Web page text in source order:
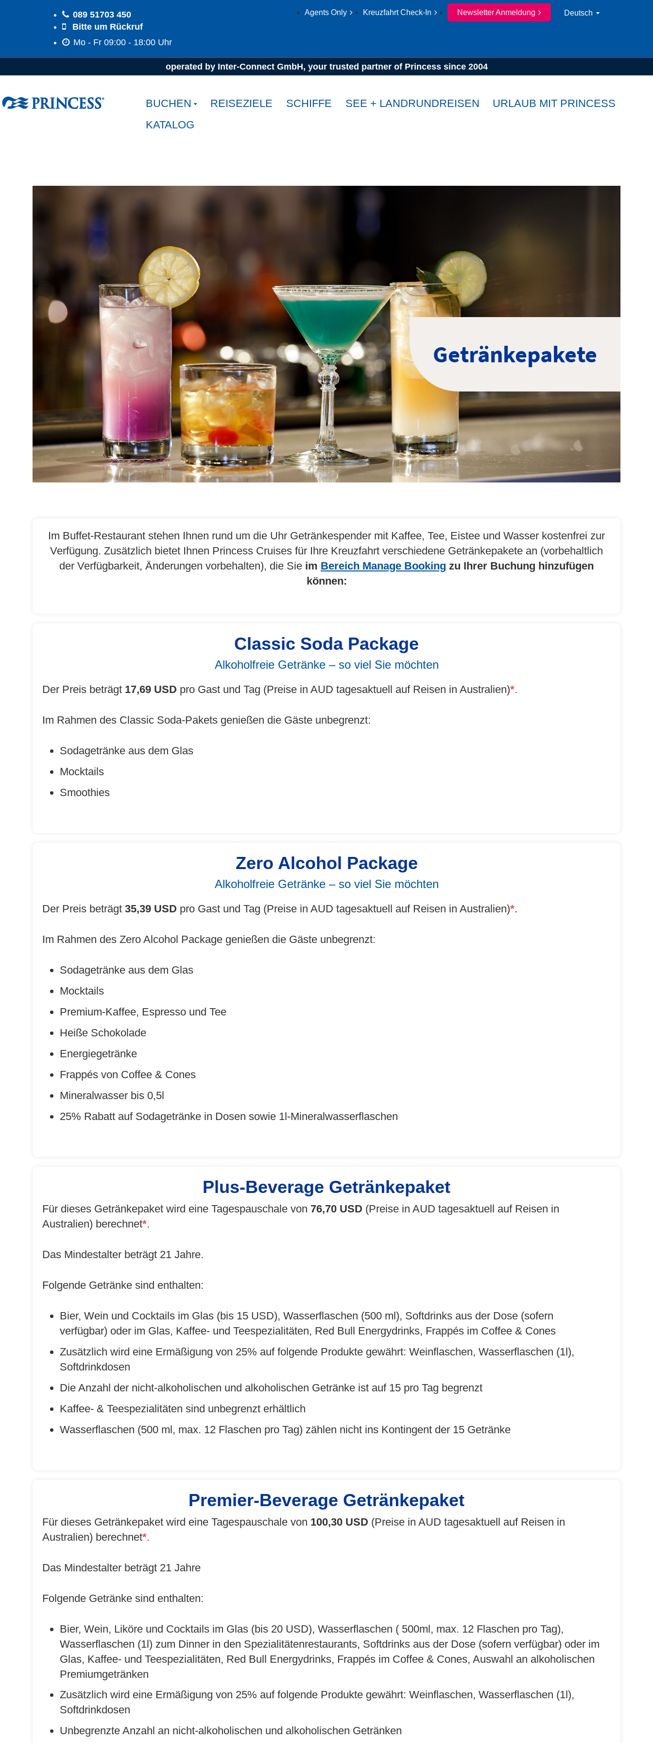
089 51703 450
Bitte um Rückruf
Mo - Fr 09:00 - 18:00 Uhr
Agents Only Kreuzfahrt Check-In Newsletter Anmeldung Deutsch
operated by Inter-Connect GmbH, your trusted partner of Princess since 2004
BUCHEN REISEZIELE SCHIFFE SEE + LANDRUNDREISEN
URLAUB MIT PRINCESS
KATALOG
Startseite
Getränkepakete
Im Buffet-Restaurant stehen Ihnen rund um die Uhr Getränkespender mit Kaffee, Tee, Eistee und Wasser kostenfrei zur
Verfügung. Zusätzlich bietet Ihnen Princess Cruises für Ihre Kreuzfahrt verschiedene Getränkepakete an (vorbehaltlich
der Verfügbarkeit, Änderungen vorbehalten), die Sie im Bereich Manage Booking zu Ihrer Buchung hinzufügen
können:
Classic Soda Package
Alkoholfreie Getränke – so viel Sie möchten
Der Preis beträgt 17,69 USD pro Gast und Tag (Preise in AUD tagesaktuell auf Reisen in Australien)*.
Im Rahmen des Classic Soda-Pakets genießen die Gäste unbegrenzt:
Sodagetränke aus dem Glas
Mocktails
Smoothies
Zero Alcohol Package
Alkoholfreie Getränke – so viel Sie möchten
Der Preis beträgt35,39 USD pro Gast und Tag (Preise in AUD tagesaktuell auf Reisen in Australien)*.
Im Rahmen des Zero Alcohol Package genießen die Gäste unbegrenzt:
Sodagetränke aus dem Glas
Mocktails
Premium-Kaffee, Espresso und Tee
Heiße Schokolade
Energiegetränke
Frappés von Coffee & Cones
Mineralwasser bis 0,5l
25% Rabatt auf Sodagetränke in Dosen sowie 1l-Mineralwasserflaschen
Plus-Beverage Getränkepaket
Für dieses Getränkepaket wird eine Tagespauschale von 76,70 USD (Preise in AUD tagesaktuell auf Reisen in
Australien) berechnet*.
Das Mindestalter beträgt 21 Jahre.
Folgende Getränke sind enthalten:
Bier, Wein und Cocktails im Glas (bis 15 USD), Wasserflaschen (500 ml), Softdrinks aus der Dose (sofern
verfügbar) oder im Glas, Kaffee- und Teespezialitäten, Red Bull Energydrinks, Frappés im Coffee & Cones
Zusätzlich wird eine Ermäßigung von 25% auf folgende Produkte gewährt: Weinflaschen, Wasserflaschen (1l),
Softdrinkdosen
Die Anzahl der nicht-alkoholischen und alkoholischen Getränke ist auf 15 pro Tag begrenzt
Kaffee- & Teespezialitäten sind unbegrenzt erhältlich
Wasserflaschen (500 ml, max. 12 Flaschen pro Tag) zählen nicht ins Kontingent der 15 Getränke
Premier-Beverage Getränkepaket
Für dieses Getränkepaket wird eine Tagespauschale von 100,30 USD (Preise in AUD tagesaktuell auf Reisen in
Australien) berechnet*.
Das Mindestalter beträgt 21 Jahre
Folgende Getränke sind enthalten:
Bier, Wein, Liköre und Cocktails im Glas (bis 20 USD), Wasserflaschen ( 500ml, max. 12 Flaschen pro Tag),
Wasserflaschen (1l) zum Dinner in den Spezialitätenrestaurants, Softdrinks aus der Dose (sofern verfügbar) oder im
Glas, Kaffee- und Teespezialitäten, Red Bull Energydrinks, Frappés im Coffee & Cones, Auswahl an alkoholischen
Premiumgetränken
Zusätzlich wird eine Ermäßigung von 25% auf folgende Produkte gewährt: Weinflaschen, Wasserflaschen (1l),
Softdrinkdosen
Unbegrenzte Anzahl an nicht-alkoholischen und alkoholischen Getränken